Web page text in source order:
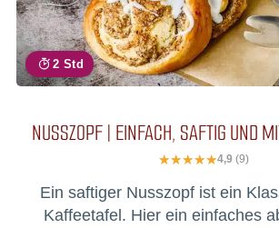
2 Std
NUSSZOPF | EINFACH, SAFTIG UND
4,9 (9)
Ein saftiger Nusszopf ist ein
Kaffeetafel. Hier ein einfaches